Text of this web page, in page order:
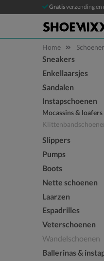
Gratisverzending en
Home
Sla categorieën over
Sneakers
Enkellaarsjes
Sandalen
Instapschoenen
Mocassins & loafers
Slippers
Pumps
Boots
Nette schoenen
Laarzen
Espadrilles
Veterschoenen
Wandelschoenen
Ballerinas &